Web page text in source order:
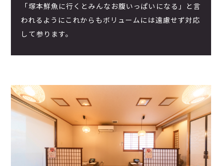
「塚本鮮魚に行くとみんなお腹いっぱいになる」と言
われるようにこれからもボリュームには遠慮せず対応
して参ります。